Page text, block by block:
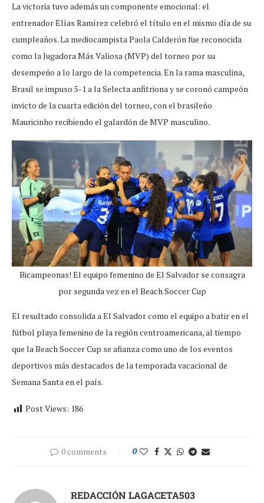
La victoria tuvo además un componente emocional: el
entrenador Elías Ramírez celebró el título en el mismo día de su
cumpleaños. La mediocampista Paola Calderón fue reconocida
como la Jugadora Más Valiosa (MVP) del torneo por su
desempeño a lo largo de la competencia. En la rama masculina,
Brasil se impuso 5-1 a la Selecta anfitriona y se coronó campeón
invicto de la cuarta edición del torneo, con el brasileño
Mauricinho recibiendo el galardón de MVP masculino.
Bicampeonas! El equipo femenino de El Salvador se consagra
por segunda vez en el Beach Soccer Cup
El resultado consolida a El Salvador como el equipo a batir en el
fútbol playa femenino de la región centroamericana, al tiempo
que la Beach Soccer Cup se afianza como uno de los eventos
deportivos más destacados de la temporada vacacional de
Semana Santa en el país.
Post Views: 186
0 comments 0
REDACCIÓN LAGACETA503